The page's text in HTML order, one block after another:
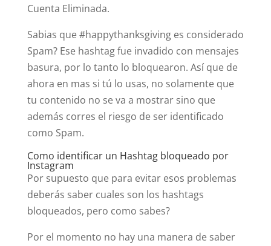
Cuenta Eliminada.
Sabias que #happythanksgiving es considerado
Spam? Ese hashtag fue invadido con mensajes
basura, por lo tanto lo bloquearon. Así que de
ahora en mas si tú lo usas, no solamente que
tu contenido no se va a mostrar sino que
además corres el riesgo de ser identificado
como Spam.
Como identificar un Hashtag bloqueado por
Instagram
Por supuesto que para evitar esos problemas
deberás saber cuales son los hashtags
bloqueados, pero como sabes?
Por el momento no hay una manera de saber